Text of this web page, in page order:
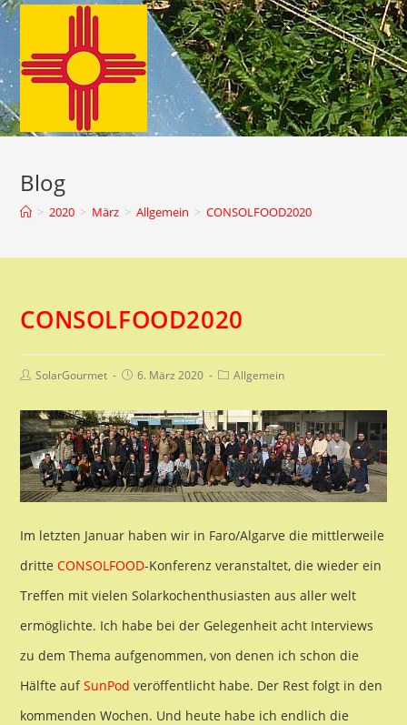
Zum
springen
Blog
> 2020 > März > Allgemein > CONSOLFOOD2020
CONSOLFOOD2020
Beitrags-
SolarGourmet
Beitrag
6. März 2020
Beitrags-
Allgemein
Im letzten Januar haben wir in Faro/Algarve die mittlerweile
dritteCONSOLFOOD-Konferenz veranstaltet, die wieder ein
Treffen mit vielen Solarkochenthusiasten aus aller welt
ermöglichte. Ich habe bei der Gelegenheit acht Interviews
zu dem Thema aufgenommen, von denen ich schon die
Hälfte aufSunPod veröffentlicht habe. Der Rest folgt in den
kommenden Wochen. Und heute habe ich endlich die